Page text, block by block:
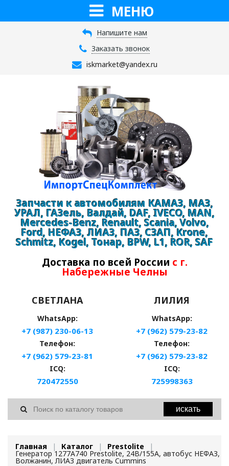
МЕНЮ
Напишите нам
Заказать звонок
iskmarket@yandex.ru
Запчасти к автомобилям КАМАЗ, МАЗ,
УРАЛ, ГАЗель, Валдай, DAF, IVECO, MAN,
Mercedes-Benz, Renault, Scania, Volvo,
Ford, НЕФАЗ, ЛИАЗ, ПАЗ, СЗАП, Krone,
Schmitz, Kogel, Тонар, BPW, L1, ROR, SAF
Доставка по всей России с г.
Набережные Челны
СВЕТЛАНА
WhatsApp:
+7 (987) 230-06-13
Телефон:
+7 (962) 579-23-81
ICQ:
720472550
ЛИЛИЯ
WhatsApp:
+7 (962) 579-23-82
Телефон:
+7 (962) 579-23-82
ICQ:
725998363
искать
Главная Каталог Prestolite
Генератор 1277A740 Prestolite, 24В/155А, автобус НЕФАЗ,
Волжанин, ЛИАЗ двигатель Cummins